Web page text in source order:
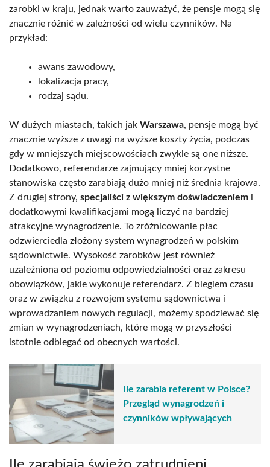
zarobki w kraju, jednak warto zauważyć, że pensje mogą się
znacznie różnić w zależności od wielu czynników. Na
przykład:
awans zawodowy,
lokalizacja pracy,
rodzaj sądu.
W dużych miastach, takich jak Warszawa, pensje mogą być
znacznie wyższe z uwagi na wyższe koszty życia, podczas
gdy w mniejszych miejscowościach zwykle są one niższe.
Dodatkowo, referendarze zajmujący mniej korzystne
stanowiska często zarabiają dużo mniej niż średnia krajowa.
Z drugiej strony, specjaliści z większym doświadczeniem i
dodatkowymi kwalifikacjami mogą liczyć na bardziej
atrakcyjne wynagrodzenie. To zróżnicowanie płac
odzwierciedla złożony system wynagrodzeń w polskim
sądownictwie. Wysokość zarobków jest również
uzależniona od poziomu odpowiedzialności oraz zakresu
obowiązków, jakie wykonuje referendarz. Z biegiem czasu
oraz w związku z rozwojem systemu sądownictwa i
wprowadzaniem nowych regulacji, możemy spodziewać się
zmian w wynagrodzeniach, które mogą w przyszłości
istotnie odbiegać od obecnych wartości.
Ile zarabia referent w Polsce?
Przegląd wynagrodzeń i
czynników wpływających